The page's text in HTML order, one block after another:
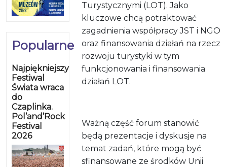
Popularne
Najpiękniejszy
Festiwal
Świata wraca
do
Czaplinka.
Pol’and’Rock
Festival
2026
Turystycznymi (LOT). Jako
kluczowe chcą potraktować
zagadnienia współpracy JST i NGO
oraz finansowania działań na rzecz
rozwoju turystyki w tym
funkcjonowania i finansowania
działań LOT.
Ważną część forum stanowić
będą prezentacje i dyskusje na
temat zadań, które mogą być
sfinansowane ze środków Unii